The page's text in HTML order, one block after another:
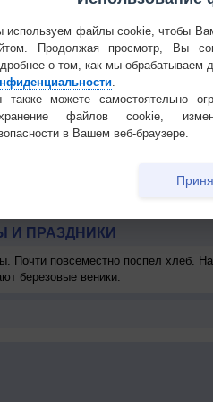
>10 км
800
1-3
<7
>10 км
-
1-3
<7
>10 км
-
1-3
<7
>10 км
-
И ПРАЗДНИКИ
Почти повсеместно поспел хлеб.
березовые веники.
используем файлы cookie, чтобы
Продолжая просмотр, Вы
о том, как мы обрабатываем
также можете самостоятельно
файлов cookie,
в Вашем веб-браузере.